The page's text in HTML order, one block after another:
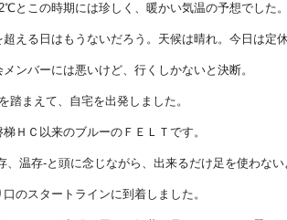
とこの時期には珍しく、暖かい気温の予想でした
える日はもうないだろう。天候は晴れ。今日は定
ンバーには悪いけど、行くしかないと決断。
踏まえて、自宅を出発しました。
ＨＣ以来のブルーのＦＥＬＴです。
、温存-と頭に念じながら、出来るだけ足を使わな
のスタートラインに到着しました。